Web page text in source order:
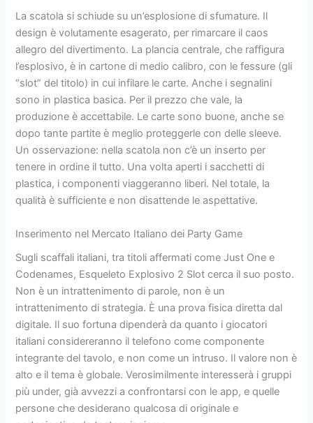
La scatola si schiude su un’esplosione di sfumature. Il
design è volutamente esagerato, per rimarcare il caos
allegro del divertimento. La plancia centrale, che raffigura
l’esplosivo, è in cartone di medio calibro, con le fessure (gli
“slot” del titolo) in cui infilare le carte. Anche i segnalini
sono in plastica basica. Per il prezzo che vale, la
produzione è accettabile. Le carte sono buone, anche se
dopo tante partite è meglio proteggerle con delle sleeve.
Un osservazione: nella scatola non c’è un inserto per
tenere in ordine il tutto. Una volta aperti i sacchetti di
plastica, i componenti viaggeranno liberi. Nel totale, la
qualità è sufficiente e non disattende le aspettative.
Inserimento nel Mercato Italiano dei Party Game
Sugli scaffali italiani, tra titoli affermati come Just One e
Codenames, Esqueleto Explosivo 2 Slot cerca il suo posto.
Non è un intrattenimento di parole, non è un
intrattenimento di strategia. È una prova fisica diretta dal
digitale. Il suo fortuna dipenderà da quanto i giocatori
italiani considereranno il telefono come componente
integrante del tavolo, e non come un intruso. Il valore non è
alto e il tema è globale. Verosimilmente interesserà i gruppi
più under, già avvezzi a confrontarsi con le app, e quelle
persone che desiderano qualcosa di originale e